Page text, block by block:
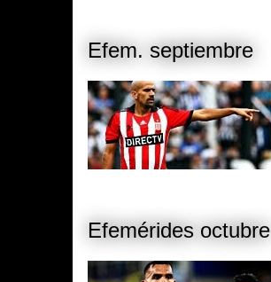
Efem. septiembre
Efemérides octubre